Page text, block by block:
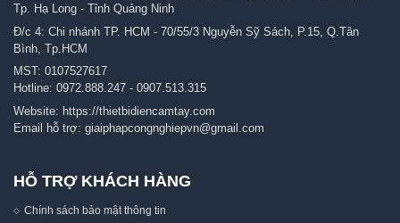
Tp. Hạ Long - Tỉnh Quảng Ninh
Đ/c 4: Chi nhánh TP. HCM - 70/55/3 Nguyễn Sỹ Sách, P.15, Q.Tân
Bình, Tp.HCM
MST: 0107527617
Hotline: 0972.888.247 - 0907.513.315
Website: https://thietbidiencamtay.com
Email hỗ trợ: giaiphapcongnghiepvn@gmail.com
HỖ TRỢ KHÁCH HÀNG
Chính sách bảo mật thông tin